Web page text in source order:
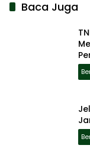
Baca Juga